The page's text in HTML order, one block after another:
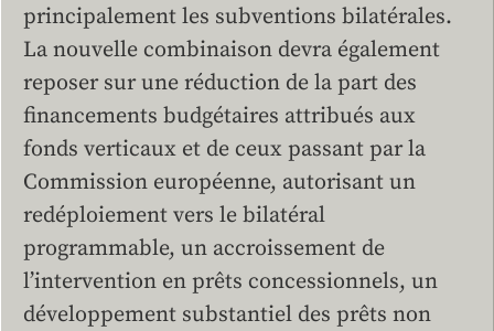
principalement les subventions bilatérales.
La nouvelle combinaison devra également
reposer sur une réduction de la part des
financements budgétaires attribués aux
fonds verticaux et de ceux passant par la
Commission européenne, autorisant un
redéploiement vers le bilatéral
programmable, un accroissement de
l’intervention en prêts concessionnels, un
développement substantiel des prêts non